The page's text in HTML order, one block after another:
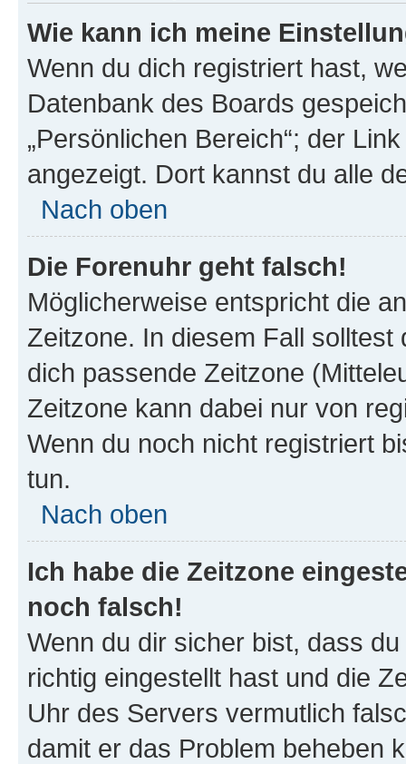
Wie kann ich meine
Wenn du dich registriert hast,
Datenbank des Boards
„Persönlichen Bereich“; der
angezeigt. Dort kannst du alle
Nach oben
Die Forenuhr geht falsch!
Möglicherweise entspricht die
Zeitzone. In diesem Fall solltest
dich passende Zeitzone
Zeitzone kann dabei nur von
Wenn du noch nicht registriert
tun.
Nach oben
Ich habe die Zeitzone
noch falsch!
Wenn du dir sicher bist, dass
richtig eingestellt hast und die
Uhr des Servers vermutlich
damit er das Problem beheben